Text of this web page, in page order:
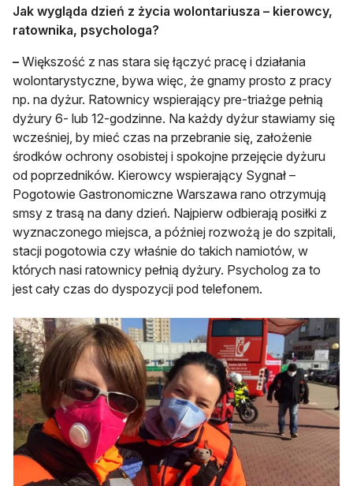
Jak wygląda dzień z życia wolontariusza – kierowcy,
ratownika, psychologa?
– Większość z nas stara się łączyć pracę i działania
wolontarystyczne, bywa więc, że gnamy prosto z pracy
np. na dyżur. Ratownicy wspierający pre-triażge pełnią
dyżury 6- lub 12-godzinne. Na każdy dyżur stawiamy się
wcześniej, by mieć czas na przebranie się, założenie
środków ochrony osobistej i spokojne przejęcie dyżuru
od poprzedników. Kierowcy wspierający Sygnał –
Pogotowie Gastronomiczne Warszawa rano otrzymują
smsy z trasą na dany dzień. Najpierw odbierają posiłki z
wyznaczonego miejsca, a później rozwożą je do szpitali,
stacji pogotowia czy właśnie do takich namiotów, w
których nasi ratownicy pełnią dyżury. Psycholog za to
jest cały czas do dyspozycji pod telefonem.